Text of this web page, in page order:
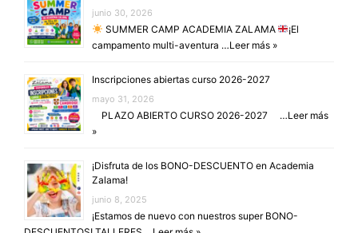
junio 30, 2026
SUMMER CAMP ACADEMIA ZALAMA
¡El
campamento multi-aventura …Leer más »
Inscripciones abiertas curso 2026-2027
mayo 31, 2026
PLAZO ABIERTO CURSO 2026-2027 …Leer más
»
¡Disfruta de los BONO-DESCUENTO en Academia
Zalama!
junio 8, 2025
¡Estamos de nuevo con nuestros super BONO-